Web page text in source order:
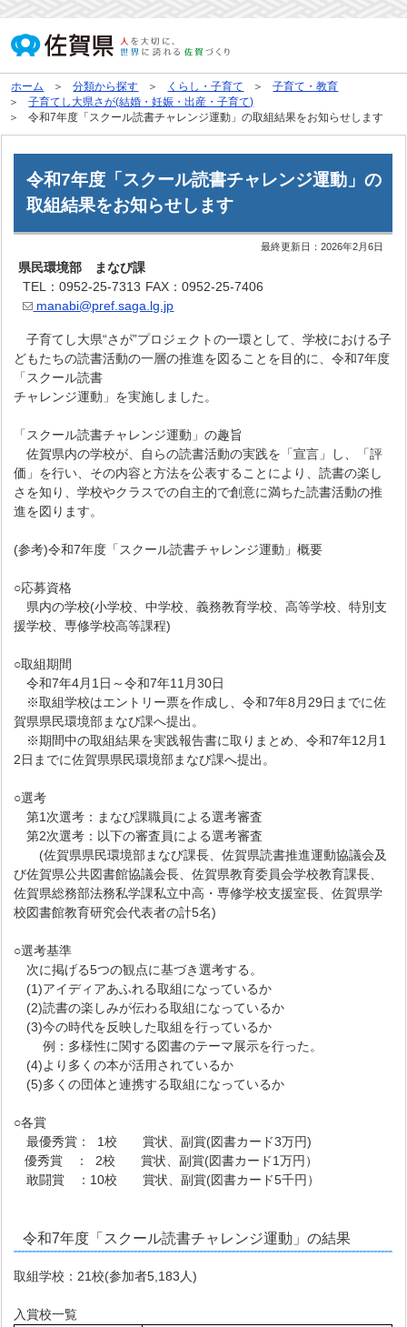
ホーム 分類から探す くらし・子育て
子育て・教育
子育てし大県さが(結婚・妊娠・出産・子育て)
令和7年度「スクール読書チャレンジ運動」の取組結果をお知らせします
令和7年度「スクール読書チャレンジ運動」の
取組結果をお知らせします
最終更新日：2026年2月6日
県民環境部 まなび課
TEL：0952-25-7313 FAX：0952-25-7406
manabi@pref.saga.lg.jp
子育てし大県“さが”プロジェクトの一環として、学校における子
どもたちの読書活動の一層の推進を図ることを目的に、令和7年度
「スクール読書
チャレンジ運動」を実施しました。
「スクール読書チャレンジ運動」の趣旨
佐賀県内の学校が、自らの読書活動の実践を「宣言」し、「評
価」を行い、その内容と方法を公表することにより、読書の楽し
さを知り、学校やクラスでの自主的で創意に満ちた読書活動の推
進を図ります。
(参考)令和7年度「スクール読書チャレンジ運動」概要
○応募資格
県内の学校(小学校、中学校、義務教育学校、高等学校、特別支
援学校、専修学校高等課程)
○取組期間
令和7年4月1日～令和7年11月30日
※取組学校はエントリー票を作成し、令和7年8月29日までに佐
賀県県民環境部まなび課へ提出。
※期間中の取組結果を実践報告書に取りまとめ、令和7年12月1
2日までに佐賀県県民環境部まなび課へ提出。
○選考
第1次選考：まなび課職員による選考審査
第2次選考：以下の審査員による選考審査
(佐賀県県民環境部まなび課長、佐賀県読書推進運動協議会及
び佐賀県公共図書館協議会長、佐賀県教育委員会学校教育課長、
佐賀県総務部法務私学課私立中高・専修学校支援室長、佐賀県学
校図書館教育研究会代表者の計5名)
○選考基準
次に掲げる5つの観点に基づき選考する。
(1)アイディアあふれる取組になっているか
(2)読書の楽しみが伝わる取組になっているか
(3)今の時代を反映した取組を行っているか
例：多様性に関する図書のテーマ展示を行った。
(4)より多くの本が活用されているか
(5)多くの団体と連携する取組になっているか
○各賞
最優秀賞： 1校 賞状、副賞(図書カード3万円)
優秀賞 ： 2校 賞状、副賞(図書カード1万円）
敢闘賞 ：10校 賞状、副賞(図書カード5千円）
令和7年度「スクール読書チャレンジ運動」の結果
取組学校：21校(参加者5,183人)
入賞校一覧